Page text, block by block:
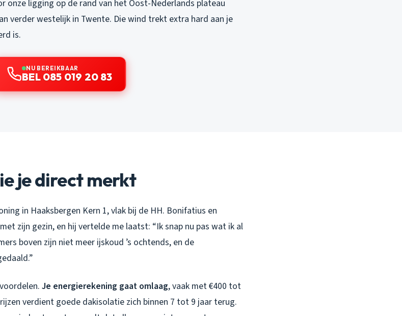
onze ligging op de rand van het Oost-Nederlands plateau
verder westelijk in Twente. Die wind trekt extra hard aan je
is.
NU BEREIKBAAR
BEL 085 019 20 83
je direct merkt
in Haaksbergen Kern 1, vlak bij de HH. Bonifatius en
zijn gezin, en hij vertelde me laatst: “Ik snap nu pas wat ik al
boven zijn niet meer ijskoud ’s ochtends, en de
Je energierekening gaat omlaag, vaak met €400 tot
verdient goede dakisolatie zich binnen 7 tot 9 jaar terug.